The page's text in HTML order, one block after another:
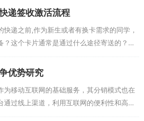
分...
递签收激活流程
递之前,作为新生或者有换卡需求的同学，
？这个卡片通常是通过什么途径寄送的？
速发展的时代，办理手机卡早已变得极为便
优势研究
为移动互联网的基础服务，其分销模式也在
通过线上渠道，利用互联网的便利性和高效
的流量卡购买体验，本文将探讨号卡分销平